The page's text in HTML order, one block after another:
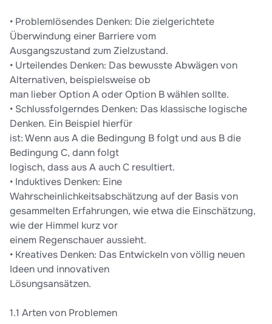
Natürlich können trotz sorgfältiger Arbeit vereinzelt Fehler
enthalten sein. Ich selbst habe ausschließlich mit diesen
Zusammenfassungen gelernt und sie haben für meine
Vorbereitung vollkommen ausgereicht. Diese Zusammenfassung
habe ich aber aus der gesamten gelesenen Literatur erstellt.
Das war für mich der meiste Zeitaufwand. Das lernen aller drei
Zusammenfassungen hat dann nur noch circa drei Wochen
gedauert. Ich habe mich sowohl auf Essay- als auch auf
Multiple-Choice-Aufgaben vorbereitet und mich in der Prüfung
schließlich spontan dafür entschieden, alle drei Essayaufgaben
zu schreiben. Ich hoffe sehr, dass dir diese Zusammenfassung
genauso beim Lernen hilft wie mir. Viel Erfolg bei deinem
Staatsexamen! Mein Ziel ist es nicht viel Geld mit diesem
Dokument zu verdienen. Ich habe den Preis so eingestellt, dass
ich circa 2-3 Euro pro Kauf erhalte als kleine Wertschätzung
meiner Arbeit, der Rest bleibt leider auf dieser Plattform. Alle
Inhalte wurden nach bestem Wissen und Gewissen erstellt.
Dennoch können vereinzelt Fehler enthalten sein, weshalb ich
keine Gewähr für Vollständigkeit oder Richtigkeit übernehmen
kann. Außerdem kann ich selbstverständlich nicht garantieren,
dass jede Person mit dieser Zusammenfassung den gleichen
Lernerfolg erzielt – ich kann lediglich von meinen eigenen
Erfahrungen berichten.
• Problemlösendes Denken: Die zielgerichtete
Überwindung einer Barriere vom
Ausgangszustand zum Zielzustand.
• Urteilendes Denken: Das bewusste Abwägen von
Alternativen, beispielsweise ob
man lieber Option A oder Option B wählen sollte.
• Schlussfolgerndes Denken: Das klassische logische
Denken. Ein Beispiel hierfür
ist: Wenn aus A die Bedingung B folgt und aus B die
Bedingung C, dann folgt
logisch, dass aus A auch C resultiert.
• Induktives Denken: Eine
Wahrscheinlichkeitsabschätzung auf der Basis von
gesammelten Erfahrungen, wie etwa die Einschätzung,
wie der Himmel kurz vor
einem Regenschauer aussieht.
• Kreatives Denken: Das Entwickeln von völlig neuen
Ideen und innovativen
Lösungsansätzen.
1.1 Arten von Problemen